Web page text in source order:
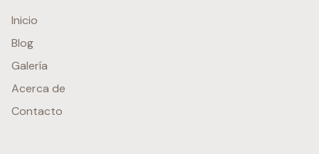
Inicio
Blog
Galería
Acerca de
Contacto